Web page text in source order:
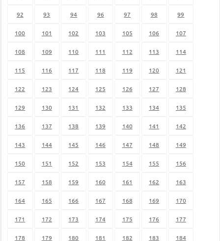
92 93 94 96 97 98 99
100 101 102 103 105 106 107
108 109 110 111 112 113 114
115 116 117 118 119 120 121
122 123 124 125 126 127 128
129 130 131 132 133 134 135
136 137 138 139 140 141 142
143 144 145 146 147 148 149
150 151 152 153 154 155 156
157 158 159 160 161 162 163
164 165 166 167 168 169 170
171 172 173 174 175 176 177
178 179 180 181 182 183 184